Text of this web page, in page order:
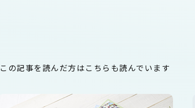
この記事を読んだ方はこちらも読んでいます